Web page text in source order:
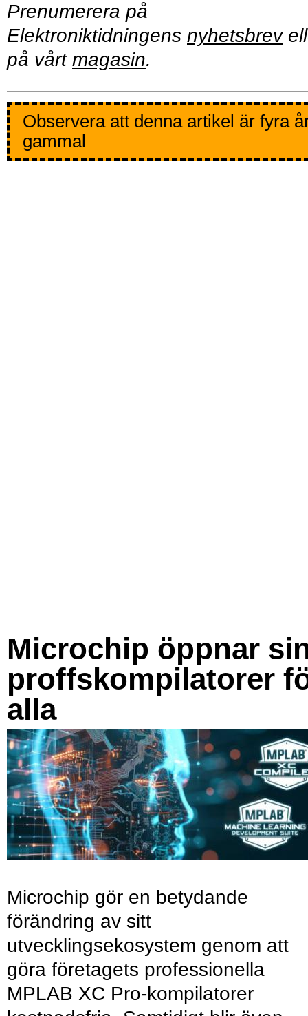
Prenumerera på
Elektroniktidningens nyhetsbrev
på vårt magasin.
Observera att denna artikel är fyra
gammal
Microchip öppnar
proffskompilatorer
alla
Microchip gör en betydande
förändring av sitt
utvecklingsekosystem genom att
göra företagets professionella
MPLAB XC Pro-kompilatorer